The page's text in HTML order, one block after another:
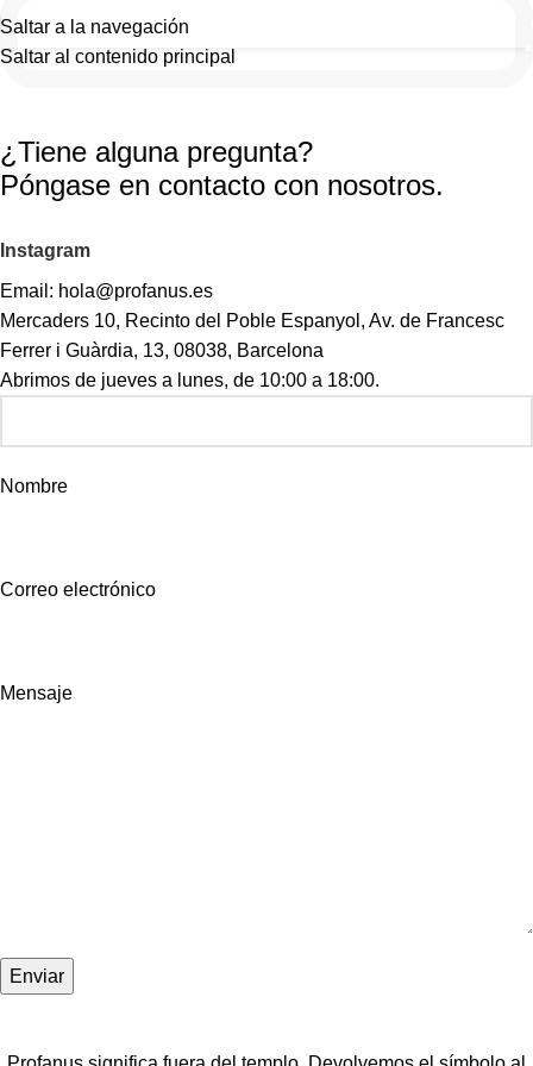
Saltar a la navegación
Saltar al contenido principal
Contacte con nosotros
¿Tiene alguna pregunta?
Póngase en contacto con nosotros.
Instagram
Email: hola@profanus.es
Mercaders 10, Recinto del Poble Espanyol, Av. de Francesc
Ferrer i Guàrdia, 13, 08038, Barcelona
Abrimos de jueves a lunes, de 10:00 a 18:00.
Nombre
Correo electrónico
Mensaje